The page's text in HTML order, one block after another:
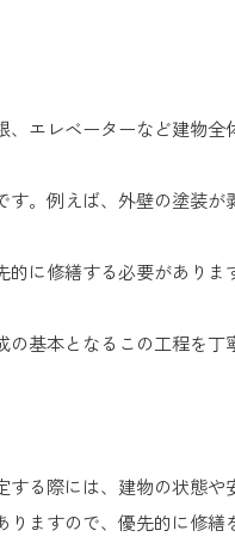
エレベーターなど建物
。例えば、外壁の塗装
に修繕する必要がありま
基本となるこの工程を
る際には、建物の状態や
ますので、優先的に修繕